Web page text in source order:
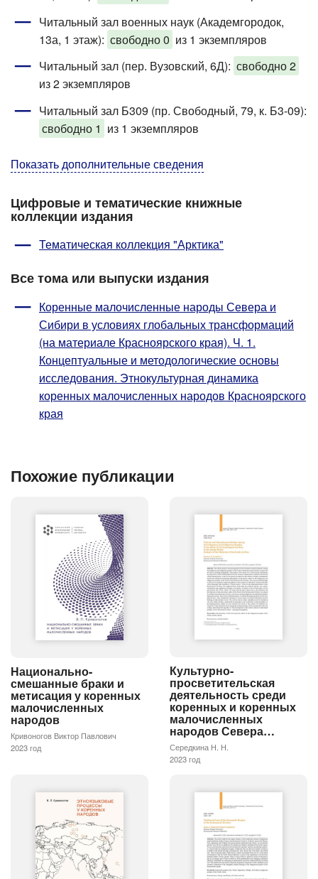
Читальный зал военных наук (Академгородок,
13а, 1 этаж): свободно 0 из 1 экземпляров
Читальный зал (пер. Вузовский, 6Д): свободно 2
из 2 экземпляров
Читальный зал Б309 (пр. Свободный, 79, к. Б3-09):
свободно 1 из 1 экземпляров
Показать дополнительные сведения
Цифровые и тематические книжные
коллекции издания
Тематическая коллекция "Арктика"
Все тома или выпуски издания
Коренные малочисленные народы Севера и
Сибири в условиях глобальных трансформаций
(на материале Красноярского края). Ч. 1.
Концептуальные и методологические основы
исследования. Этнокультурная динамика
коренных малочисленных народов Красноярского
края
Похожие публикации
Национально-
смешанные браки и
метисация у коренных
малочисленных
народов
Кривоногов Виктор Павлович
2023 год
Культурно-
просветительская
деятельность среди
коренных и коренных
малочисленных
народов Севера…
Середкина Н. Н.
2023 год